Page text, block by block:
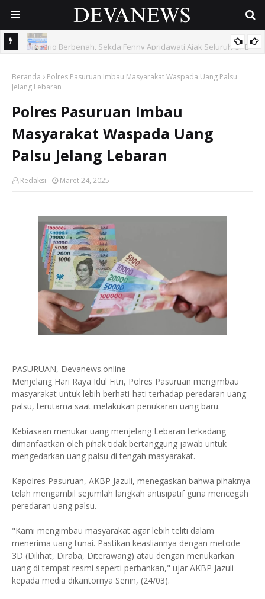
42.210 Pekerja Rentan Lewat BPJS Ketenagakerjaan
Beranda
Polres Pasuruan Imbau Masyarakat Waspada Uang Palsu
Jelang Lebaran
Polres Pasuruan Imbau
Masyarakat Waspada Uang
Palsu Jelang Lebaran
Redaksi Maret 24, 2025
PASURUAN, Devanews.online
Menjelang Hari Raya Idul Fitri, Polres Pasuruan mengimbau
masyarakat untuk lebih berhati-hati terhadap peredaran uang
palsu, terutama saat melakukan penukaran uang baru.
Kebiasaan menukar uang menjelang Lebaran terkadang
dimanfaatkan oleh pihak tidak bertanggung jawab untuk
mengedarkan uang palsu di tengah masyarakat.
Kapolres Pasuruan, AKBP Jazuli, menegaskan bahwa pihaknya
telah mengambil sejumlah langkah antisipatif guna mencegah
peredaran uang palsu.
"Kami mengimbau masyarakat agar lebih teliti dalam
menerima uang tunai. Pastikan keasliannya dengan metode
3D (Dilihat, Diraba, Diterawang) atau dengan menukarkan
uang di tempat resmi seperti perbankan," ujar AKBP Jazuli
kepada media dikantornya Senin, (24/03).